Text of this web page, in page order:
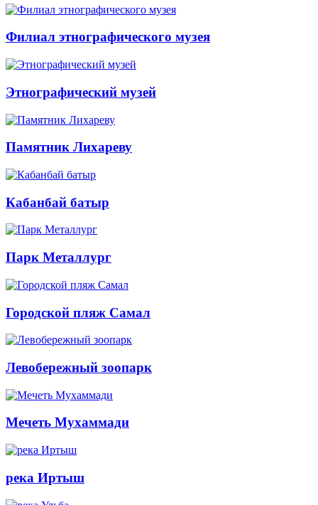
Филиал этнографического музея
Этнографический музей
Памятник Лихареву
Кабанбай батыр
Парк Металлург
Городской пляж Самал
Левобережный зоопарк
Мечеть Мухаммади
река Иртыш